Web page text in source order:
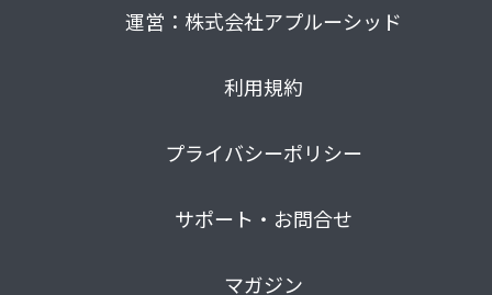
運営：株式会社アプルーシッド
利用規約
プライバシーポリシー
サポート・お問合せ
マガジン